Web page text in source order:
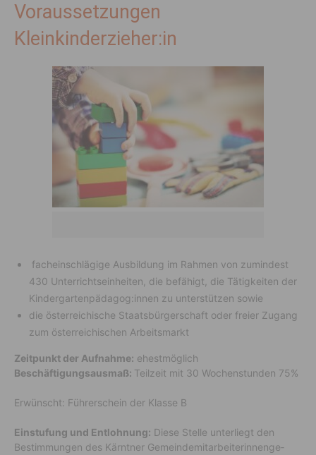
Voraussetzungen
Kleinkinderzieher:in
fach­ein­schlä­gige Ausbil­dung im Rahmen von zumin­dest
430 Unter­richts­ein­heiten, die befä­higt, die Tätig­keiten der
Kinder­gar­ten­päd­agog:innen zu unter­stützen sowie
die öster­rei­chi­sche Staats­bür­ger­schaft oder freier Zugang
zum öster­rei­chi­schen Arbeits­markt
Zeitpunkt der Aufnahme: ehest­mög­lich
Beschäftigungsausmaß: Teil­zeit mit 30 Wochen­stunden 75%
Erwünscht: Führer­schein der Klasse B
Einstufung und Entlohnung: Diese Stelle unter­liegt den
Bestim­mungen des Kärntner Gemein­de­mit­ar­bei­te­rin­nen­ge­